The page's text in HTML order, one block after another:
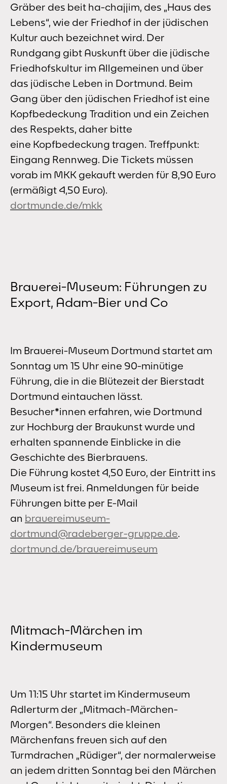
Gräber des beit ha-chajjim, des „Haus des
Lebens“, wie der Friedhof in der jüdischen
Kultur auch bezeichnet wird. Der
Rundgang gibt Auskunft über die jüdische
Friedhofskultur im Allgemeinen und über
das jüdische Leben in Dortmund. Beim
Gang über den jüdischen Friedhof ist eine
Kopfbedeckung Tradition und ein Zeichen
des Respekts, daher bitte
eine Kopfbedeckung tragen. Treffpunkt:
Eingang Rennweg. Die Tickets müssen
vorab im MKK gekauft werden für 8,90 Euro
(ermäßigt 4,50 Euro).
dortmunde.de/mkk
Brauerei-Museum: Führungen zu
Export, Adam-Bier und Co
Im Brauerei-Museum Dortmund startet am
Sonntag um 15 Uhr eine 90-minütige
Führung, die in die Blütezeit der Bierstadt
Dortmund eintauchen lässt.
Besucher*innen erfahren, wie Dortmund
zur Hochburg der Braukunst wurde und
erhalten spannende Einblicke in die
Geschichte des Bierbrauens.
Die Führung kostet 4,50 Euro, der Eintritt ins
Museum ist frei. Anmeldungen für beide
Führungen bitte per E-Mail
an brauereimuseum-
dortmund@radeberger-gruppe.de.
dortmund.de/brauereimuseum
Mitmach-Märchen im
Kindermuseum
Um 11:15 Uhr startet im Kindermuseum
Adlerturm der „Mitmach-Märchen-
Morgen“. Besonders die kleinen
Märchenfans freuen sich auf den
Turmdrachen „Rüdiger“, der normalerweise
an jedem dritten Sonntag bei den Märchen